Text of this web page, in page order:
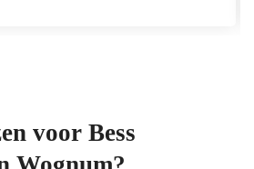
voor Bess